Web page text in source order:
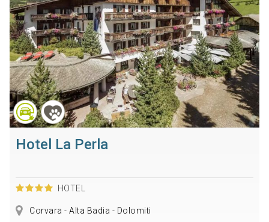
Hotel La Perla
HOTEL
Corvara - Alta Badia - Dolomiti